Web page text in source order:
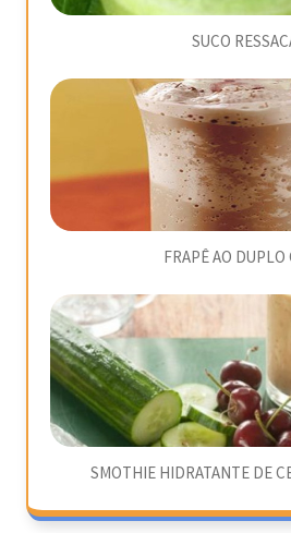
SUCO
FRAPÊ AO DUPLO
SMOTHIE HIDRATANTE DE